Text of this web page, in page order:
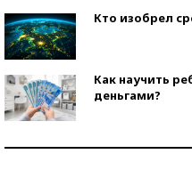
Кто изобрел
Как научить
деньгами?